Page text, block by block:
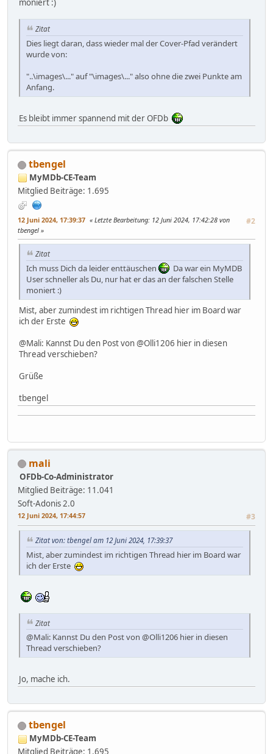
moniert :)
Zitat
Dies liegt daran, dass wieder mal der Cover-Pfad verändert
wurde von:
"..\images\..." auf "\images\..." also ohne die zwei Punkte am
Anfang.
Es bleibt immer spannend mit der OFDb
tbengel
MyMDb-CE-Team
Mitglied Beiträge: 1.695
12 Juni 2024, 17:39:37 #2
Letzte Bearbeitung: 12 Juni 2024, 17:42:28 von
tbengel
Zitat
Ich muss Dich da leider enttäuschen
Da war ein MyMDB
User schneller als Du, nur hat er das an der falschen Stelle
moniert :)
Mist, aber zumindest im richtigen Thread hier im Board war
ich der Erste
@Mali: Kannst Du den Post von @Olli1206 hier in diesen
Thread verschieben?
Grüße
tbengel
mali
OFDb-Co-Administrator
Mitglied Beiträge: 11.041
Soft-Adonis 2.0
12 Juni 2024, 17:44:57 #3
Zitat von: tbengel am 12 Juni 2024, 17:39:37
Mist, aber zumindest im richtigen Thread hier im Board war
ich der Erste
Zitat
@Mali: Kannst Du den Post von @Olli1206 hier in diesen
Thread verschieben?
Jo, mache ich.
tbengel
MyMDb-CE-Team